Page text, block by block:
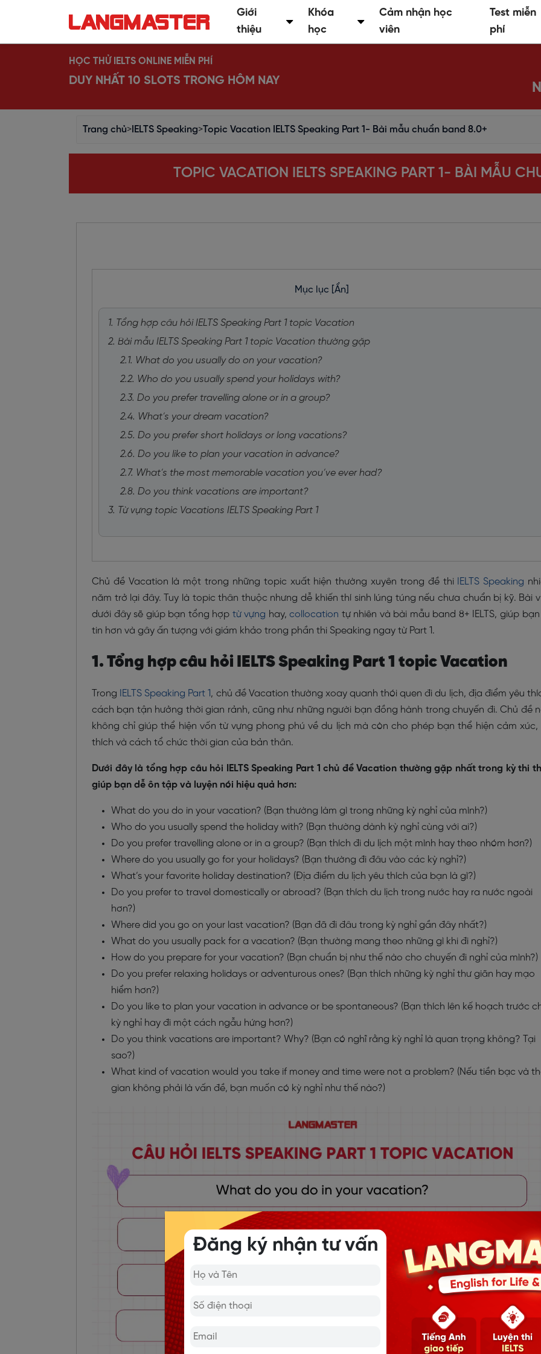
Giới
thiệu
Khóa
học
Cảm nhận học
viên
Test miễn
phí
HỌC THỬ IELTS ONLINE MIỄN PHÍ
DUY NHẤT 10 SLOTS TRONG HÔM NAY
Trang chủ> IELTS Speaking>Topic Vacation IELTS Speaking Part 1- Bài mẫu chuẩn band 8.0+
TOPIC VACATION IELTS SPEAKING PART 1- BÀI MẪU
Mục lục [Ẩn]
1. Tổng hợp câu hỏi IELTS Speaking Part 1 topic Vacation
2. Bài mẫu IELTS Speaking Part 1 topic Vacation thường gặp
2.1. What do you usually do on your vacation?
2.2. Who do you usually spend your holidays with?
2.3. Do you prefer travelling alone or in a group?
2.4. What’s your dream vacation?
2.5. Do you prefer short holidays or long vacations?
2.6. Do you like to plan your vacation in advance?
2.7. What’s the most memorable vacation you’ve ever had?
2.8. Do you think vacations are important?
3. Từ vựng topic Vacations IELTS Speaking Part 1
Chủ đề Vacation là một trong những topic xuất hiện thường xuyên trong đề thi IELTS Speaking
năm trở lại đây. Tuy là topic thân thuộc nhưng dễ khiến thí sinh lúng túng nếu chưa chuẩn bị kỹ. Bài
dưới đây sẽ giúp bạn tổng hợp từ vựng hay,collocation tự nhiên và bài mẫu band 8+ IELTS, giúp
tin hơn và gây ấn tượng với giám khảo trong phần thi Speaking ngay từ Part 1.
1. Tổng hợp câu hỏi IELTS Speaking Part 1 topic Vacation
Trong IELTS Speaking Part 1, chủ đề Vacation thường xoay quanh thói quen đi du lịch, địa điểm yêu
cách bạn tận hưởng thời gian rảnh, cũng như những người bạn đồng hành trong chuyến đi. Chủ đề
không chỉ giúp thể hiện vốn từ vựng phong phú về du lịch mà còn cho phép bạn thể hiện cảm xúc,
thích và cách tổ chức thời gian của bản thân.
Dưới đây là tổng hợp câu hỏi IELTS Speaking Part 1 chủ đề Vacation thường gặp nhất trong kỳ thi
giúp bạn dễ ôn tập và luyện nói hiệu quả hơn:
What do you do in your vacation? (Bạn thường làm gì trong những kỳ nghỉ của mình?)
Who do you usually spend the holiday with? (Bạn thường dành kỳ nghỉ cùng với ai?)
Do you prefer travelling alone or in a group? (Bạn thích đi du lịch một mình hay theo nhóm hơn?)
Where do you usually go for your holidays? (Bạn thường đi đâu vào các kỳ nghỉ?)
What’s your favorite holiday destination? (Địa điểm du lịch yêu thích của bạn là gì?)
Do you prefer to travel domestically or abroad? (Bạn thích du lịch trong nước hay ra nước ngoài
hơn?)
Where did you go on your last vacation? (Bạn đã đi đâu trong kỳ nghỉ gần đây nhất?)
What do you usually pack for a vacation? (Bạn thường mang theo những gì khi đi nghỉ?)
How do you prepare for your vacation? (Bạn chuẩn bị như thế nào cho chuyến đi nghỉ của mình?)
Do you prefer relaxing holidays or adventurous ones? (Bạn thích những kỳ nghỉ thư giãn hay mạo
hiểm hơn?)
Do you like to plan your vacation in advance or be spontaneous? (Bạn thích lên kế hoạch trước
kỳ nghỉ hay đi một cách ngẫu hứng hơn?)
Do you think vacations are important? Why? (Bạn có nghĩ rằng kỳ nghỉ là quan trọng không? Tại
sao?)
What kind of vacation would you take if money and time were not a problem? (Nếu tiền bạc và
gian không phải là vấn đề, bạn muốn có kỳ nghỉ như thế nào?)
Đăng ký nhận tư vấn